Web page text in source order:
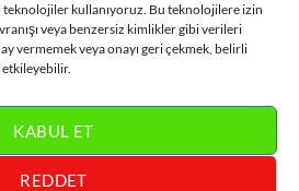
teknolojiler kullanıyoruz. Bu teknolojilere izin
veya benzersiz kimlikler gibi verileri
vermemek veya onayı geri çekmek, belirli
KABUL ET
REDDET
DAIRE KAPISI
Desenli Kahverengi Bej Daire
DEVAMINI OKU